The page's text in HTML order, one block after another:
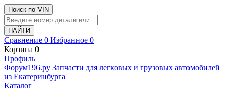
Поиск по VIN
Сравнение 0 Избранное 0
Корзина 0
Профиль
Фoрум196.ру Запчасти для легковых и грузовых автомобилей
из Екатеринбурга
Каталог